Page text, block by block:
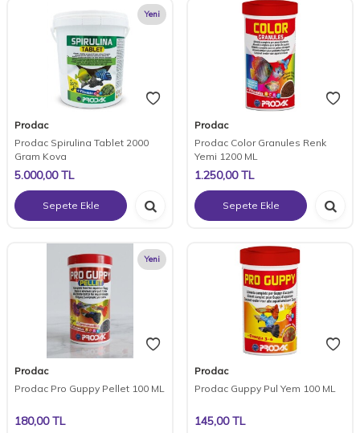
Yeni
Prodac
Prodac Spirulina Tablet 2000
Gram Kova
5.000,00TL
Sepete Ekle
Prodac
Prodac Color Granules Renk
Yemi 1200 ML
1.250,00TL
Sepete Ekle
Yeni
Prodac
Prodac Pro Guppy Pellet 100 ML
180,00TL
Prodac
Prodac Guppy Pul Yem 100 ML
145,00TL